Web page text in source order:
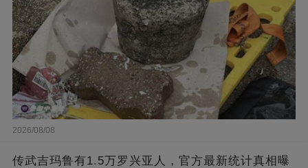
2026/08/08
传武吉玛鲁有1.5万罗兴亚人，官方最新统计真相曝